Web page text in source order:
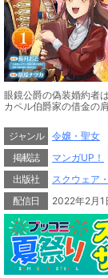
眼鏡公爵の偽装婚約者
カペル伯爵家の借金の
ル公爵との婚約者の
ルドには近衛騎士とし
いう目的があり、利害
説家としてデビューし
ルドは、ネタの宝庫と
しのはずが、いつしか
人気のラブロマンス「
ズ!!笑いと涙と溢れるラ
※「小説家になろう」
※この商品は「眼鏡公
ものです。
(C)Oto
ジャンル
令嬢・聖女
掲載誌
マンガUP！
出版社
スクウェア
配信日
2022年2月1